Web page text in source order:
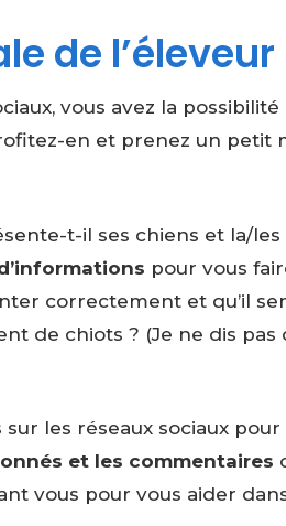
de l’éleveur
vous avez la
en et prenez un petit
t-il ses chiens et la/les
pour vous
correctement et qu’il
de chiots ? (Je ne dis pas
les réseaux sociaux
et les commentaires
vous pour vous aider